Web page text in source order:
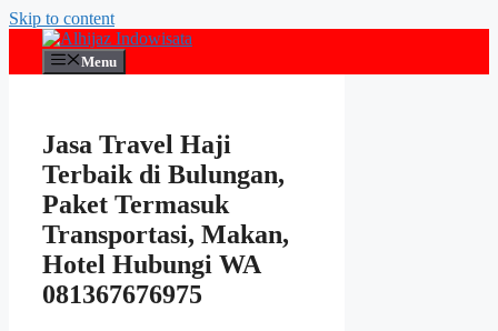
Skip to content
Menu
Jasa Travel Haji
Terbaik di Bulungan,
Paket Termasuk
Transportasi, Makan,
Hotel Hubungi WA
081367676975